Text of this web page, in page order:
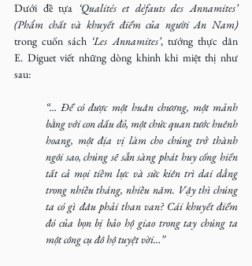
Dưới đề tựa ‘Qualités et défauts des Annamites’
(Phẩm chất và khuyết điểm của người An Nam)
trong cuốn sách ‘Les Annamites’, tướng thực dân
E. Diguet viết những dòng khinh khi miệt thị như
sau:
“… Để có được một huân chương, một mảnh
bằng với con dấu đỏ, một chức quan tước huênh
hoang, một địa vị làm cho chúng trở thành
ngôi sao, chúng sẽ sẵn sàng phát huy cống hiến
tất cả mọi tiềm lực và sức kiên trì dai dẳng
trong nhiều tháng, nhiều năm. Vậy thì chúng
ta có gì đâu phải than van? Cái khuyết điểm
đó của bọn bị bảo hộ giao trong tay chúng ta
một công cụ đô hộ tuyệt vời…”